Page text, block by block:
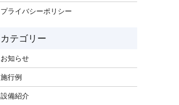
プライバシーポリシー
お知らせ
施行例
設備紹介